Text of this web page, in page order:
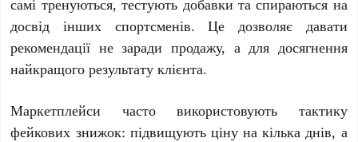
досвід інших спортсменів. Це дозволяє давати
рекомендації не заради продажу, а для досягнення
найкращого результату клієнта.
Маркетплейси часто використовують тактику
фейкових знижок: підвищують ціну на кілька днів, а